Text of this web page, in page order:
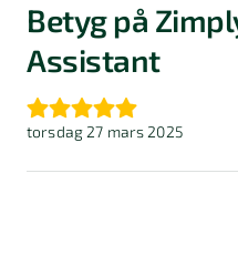
Betyg på
Assistant
torsdag 27 mars 2025